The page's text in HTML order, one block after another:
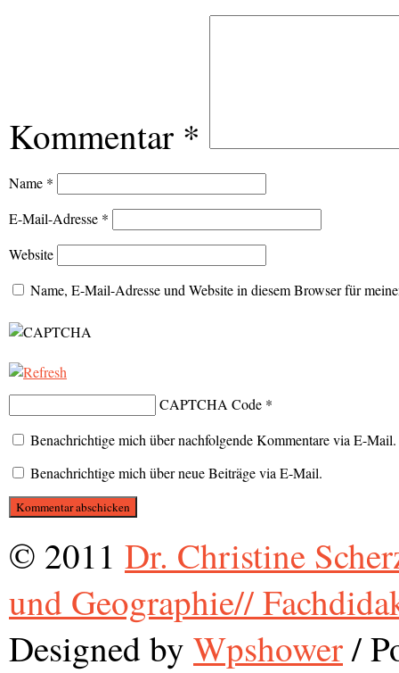
Kommentar *
Name *
E-Mail-Adresse *
Website
Name, E-Mail-Adresse und Website in diesem Browser für
CAPTCHA Code *
Benachrichtige mich über nachfolgende Kommentare via E-Mail.
Benachrichtige mich über neue Beiträge via E-Mail.
© 2011 Dr. Christine
und Geographie//
Designed by Wpshower/